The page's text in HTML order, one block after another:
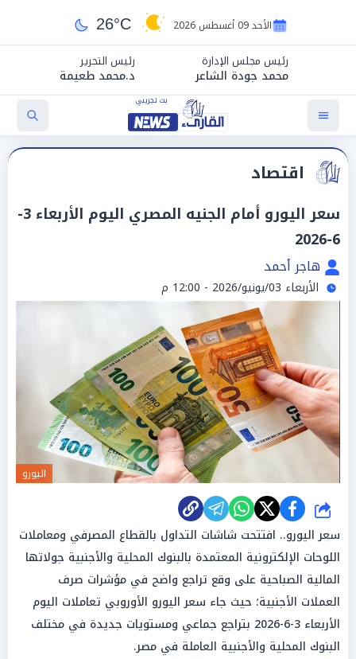
الأحد 09 أغسطس 2026 26°C
رئيس مجلس الإدارة
محمد جودة الشاعر
رئيس التحرير
د.محمد طعيمة
اقتصاد
سعر اليورو أمام الجنيه المصري اليوم الأربعاء 3-
6-2026
هاجر أحمد
الأربعاء 03/يونيو/2026 - 12:00 م
اليورو
شارك
سعر اليورو.. افتتحت شاشات التداول بالقطاع المصرفي ومعاملات
اللوحات الإلكترونية المعتمدة بالبنوك المحلية والأجنبية جولاتها
المالية الصباحية على وقع تراجع واضح في مؤشرات صرف
العملات الأجنبية؛ حيث جاء سعر اليورو الأوروبي تعاملات اليوم
الأربعاء 3-6-2026 بتراجع جماعي ومستويات جديدة في مختلف
البنوك المحلية والأجنبية العاملة في مصر.